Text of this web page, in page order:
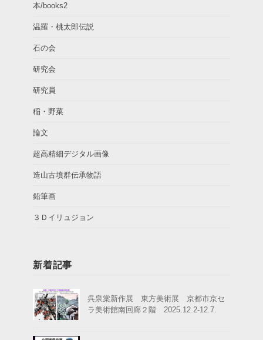
本/books2
温羅・桃太郎伝説
石の会
研究会
研究員
稲・野菜
論文
超高精細デジタル画像
造山古墳群伝承物語
鉛筆画
３Ｄイリュジョン
新着記事
呉泉棠新作展 東方美術展 京都市京セ
ラ美術館南回廊２階 2025.12.2-12.7.